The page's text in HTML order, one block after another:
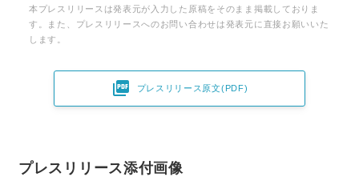
本プレスリリースは発表元が入力した原稿をそのまま掲載しておりま
す。また、プレスリリースへのお問い合わせは発表元に直接お願いいた
します。
 プレスリリース原文(PDF)
プレスリリース添付画像